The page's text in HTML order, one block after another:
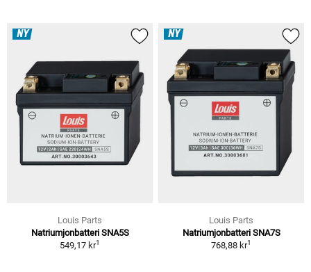
NY
Louis Parts
Natriumjonbatteri SNA5S
549,17 kr1
NY
Louis Parts
Natriumjonbatteri SNA7S
768,88 kr1